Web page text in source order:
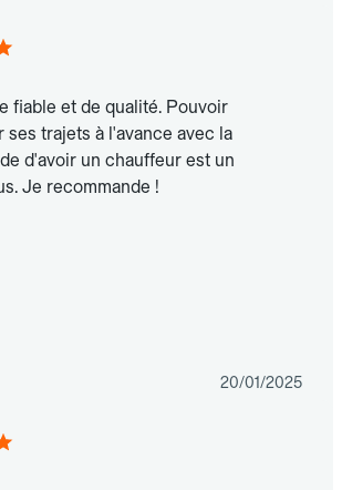
fiable et de qualité. Pouvoir
ses trajets à l'avance avec la
d'avoir un chauffeur est un
Je recommande !
20/01/2025